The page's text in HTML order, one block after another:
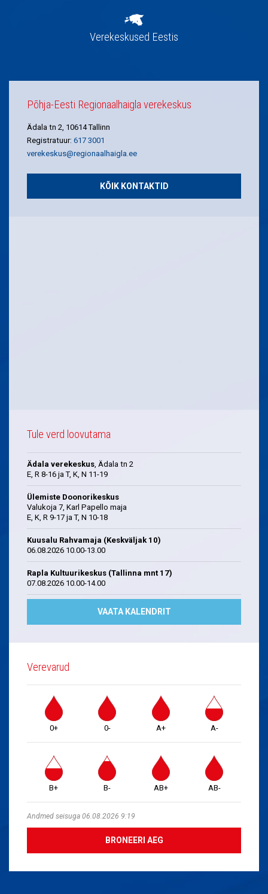
Verekeskused Eestis
Põhja-Eesti Regionaalhaigla verekeskus
Ädala tn 2, 10614 Tallinn
Registratuur: 617 3001
verekeskus@regionaalhaigla.ee
KÕIK KONTAKTID
Tule verd loovutama
Ädala verekeskus, Ädala tn 2
E, R 8-16 ja T, K, N 11-19
Ülemiste Doonorikeskus
Valukoja 7, Karl Papello maja
E, K, R 9-17 ja T, N 10-18
Kuusalu Rahvamaja (Keskväljak 10)
06.08.2026 10.00-13.00
Rapla Kultuurikeskus (Tallinna mnt 17)
07.08.2026 10.00-14.00
VAATA KALENDRIT
Verevarud
0+ 0- A+ A-
B+ B- AB+ AB-
Andmed seisuga 06.08.2026 9:19
BRONEERI AEG